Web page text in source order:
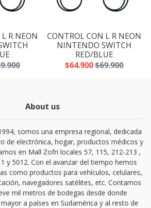
R NEON
CONTROL CON L R NEON
NINTENDO SWITCH
RED/BLUE
$64.900$69.900
About us
somos una empresa regional, dedicada
de electrónica, hogar, productos médicos y
en Mall Zofri locales 57, 115, 212-213 ,
y 5012. Con el avanzar del tiempo hemos
como productos para vehículos, celulares,
navegadores satélites, etc. Contamos
mil metros de bodegas desde donde
a países en Sudamérica y al resto de